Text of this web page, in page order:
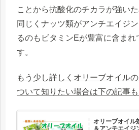
ことから抗酸化のチカラが強いた
同じくナッツ類がアンチエイジ
るのもビタミンEが豊富に含ま
す。
もう少し詳しくオリーブオイル
ついて知りたい場合は下の記事も
オリーブオイル
＆アンチエイジ